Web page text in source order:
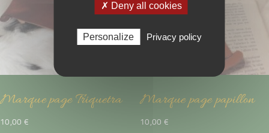
Marque page Triquetra
10,00 €
Marque page papillon
10,00 €
✗ Deny all cookies
Personalize Privacy policy